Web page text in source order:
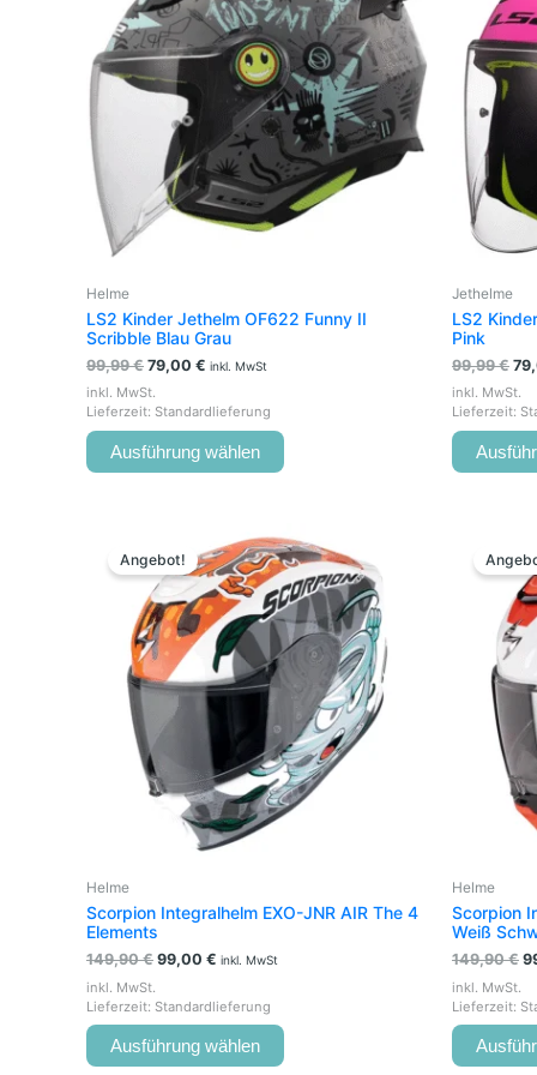
Helme
LS2 Kinder Jethelm OF622 Funny II
Scribble Blau Grau
99,99€ 79,00 € inkl. MwSt
inkl. MwSt.
Lieferzeit: Standardlieferung
Ausführung wählen
mehrere
Varianten
auf.
Die
Optionen
können
auf
der
Produktseite
Jethelme
LS2
Pink
99,99€
inkl. MwSt.
Lieferzeit:
Angebot!
Helme
Scorpion Integralhelm EXO-JNR AIR The 4
Elements
149,90€
Preis
war:
149,90 €
99,00 €
Preis
ist:
99,00 €.
inkl. MwSt
inkl. MwSt.
Lieferzeit: Standardlieferung
Ausführung wählen
Dieses
Produkt
weist
mehrere
Varianten
auf.
Die
Optionen
können
auf
der
Produktseite
Helme
Scorpion
Weiß
149,90€
inkl. MwSt.
Lieferzeit: